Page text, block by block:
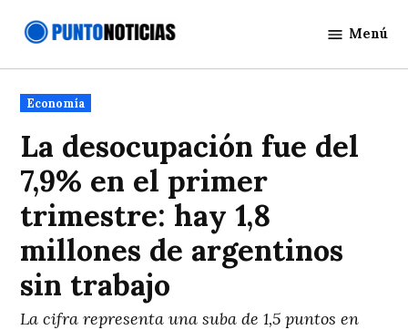
Noticias
Menú
Publicado
en
Economía
La desocupación fue del
7,9% en el primer
trimestre: hay 1,8
millones de argentinos
sin trabajo
La cifra representa una suba de 1,5 puntos en